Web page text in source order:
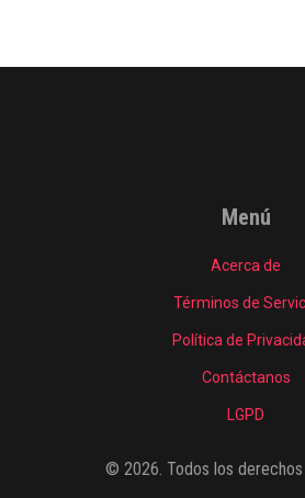
Menú
Acerca de
Términos de
Política de
Contáctanos
LGPD
© 2026. Todos los derechos